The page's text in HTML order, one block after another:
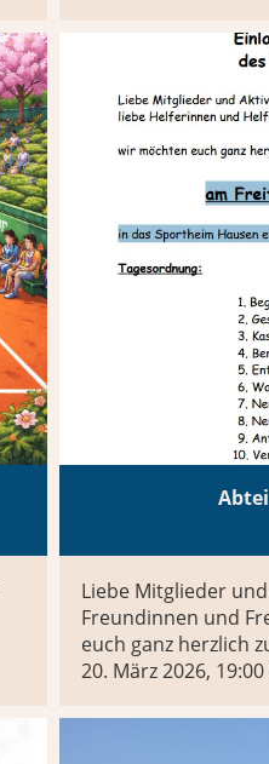
Liebe Mitglieder
Freundinnen und
euch ganz herzlich
20. März 2026,